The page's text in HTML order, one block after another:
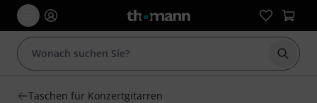
Suche
Taschen für Konzertgitarren